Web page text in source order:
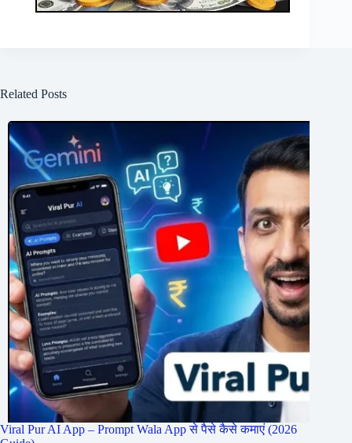
Related Posts
Viral Pur AI App – Prompt Wala App से पैसे कैसे कमाएं (2026